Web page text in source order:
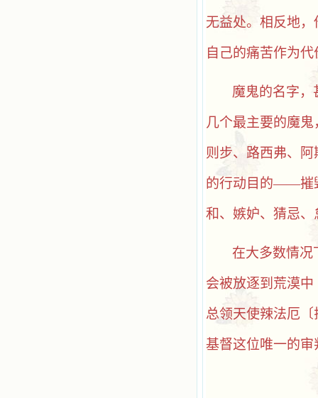
无益处。相反地
自己的痛苦作为
魔鬼的名字，
几个最主要的魔
则步、路西弗、
的行动目的——摧
和、嫉妒、猜忌、
在大多数情况
会被放逐到荒漠
总领天使辣法厄
基督这位唯一的